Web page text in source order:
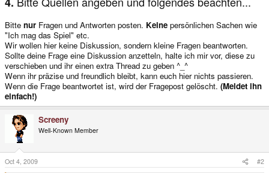
Bitte nur Fragen und Antworten posten. Keine persönlichen Sachen wie
"Ich mag das Spiel" etc.
Wir wollen hier keine Diskussion, sondern kleine Fragen beantworten.
Sollte deine Frage eine Diskussion anzetteln, halte ich mir vor, diese zu
verschieben und ihr einen extra Thread zu geben ^_^
Wenn ihr präzise und freundlich bleibt, kann euch hier nichts passieren.
Wenn die Frage beantwortet ist, wird der Fragepost gelöscht. (Meldet ihn
einfach!)
Screeny
Well-Known Member
Oct 4, 2009 #2